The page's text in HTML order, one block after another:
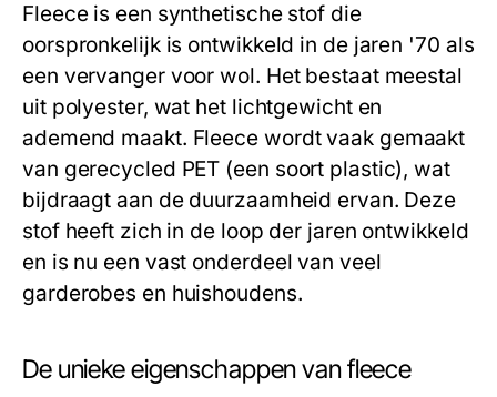
Fleece is een synthetische stof die
oorspronkelijk is ontwikkeld in de jaren '70 als
een vervanger voor wol. Het bestaat meestal
uit polyester, wat het lichtgewicht en
ademend maakt. Fleece wordt vaak gemaakt
van gerecycled PET (een soort plastic), wat
bijdraagt aan de duurzaamheid ervan. Deze
stof heeft zich in de loop der jaren ontwikkeld
en is nu een vast onderdeel van veel
garderobes en huishoudens.
De unieke eigenschappen van fleece